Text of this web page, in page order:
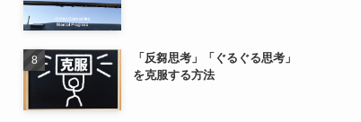
「反芻思考」「ぐるぐる思考」
を克服する方法